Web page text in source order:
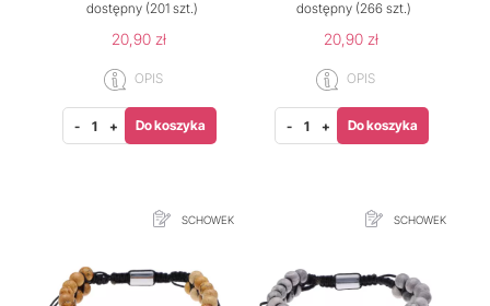
dostępny(201 szt.)
20,90 zł
OPIS
- + Do koszyka
dostępny (266 szt.)
20,90 zł
OPIS
- + Do koszyka
SCHOWEK SCHOWEK